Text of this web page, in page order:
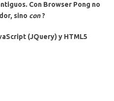
Con Browser Pong no
sino con?
(JQuery) y HTML5